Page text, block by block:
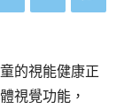
的視能健康正
視覺功能，